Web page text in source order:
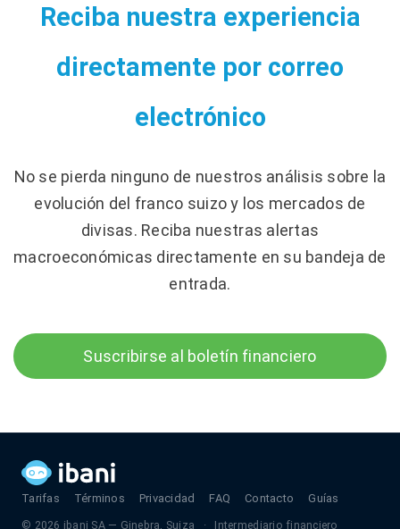
Reciba nuestra experiencia
directamente por correo
electrónico
No se pierda ninguno de nuestros análisis sobre la
evolución del franco suizo y los mercados de
divisas. Reciba nuestras alertas
macroeconómicas directamente en su bandeja de
entrada.
Suscribirse al boletín financiero
Tarifas Términos Privacidad FAQ Contacto
Guías
© 2026 ibani SA — Ginebra, Suiza · Intermediario financiero